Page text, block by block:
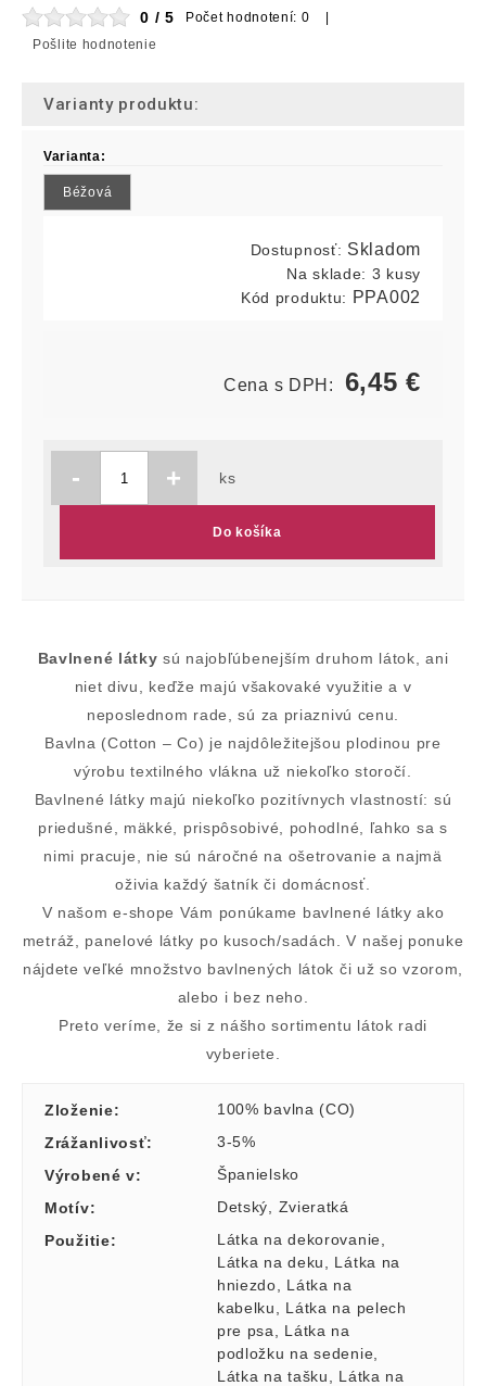
0 / 5
Počet hodnotení: 0 |
Pošlite hodnotenie
Varianty produktu:
Varianta:
Béžová
Dostupnosť: Skladom
Na sklade: 3 kusy
Kód produktu: PPA002
Cena s DPH: 6,45€
- + ks
Do košíka
Bavlnené látky sú najobľúbenejším druhom látok, ani
niet divu, keďže majú všakovaké využitie a v
neposlednom rade, sú za priaznivú cenu.
Bavlna (Cotton – Co) je najdôležitejšou plodinou pre
výrobu textilného vlákna už niekoľko storočí.
Bavlnené látky majú niekoľko pozitívnych vlastností: sú
priedušné, mäkké, prispôsobivé, pohodlné, ľahko sa s
nimi pracuje, nie sú náročné na ošetrovanie a najmä
oživia každý šatník či domácnosť.
V našom e-shope Vám ponúkame bavlnené látky ako
metráž, panelové látky po kusoch/sadách. V našej ponuke
nájdete veľké množstvo bavlnených látok či už so vzorom,
alebo i bez neho.
Preto veríme, že si z nášho sortimentu látok radi
vyberiete.
Zloženie:
100% bavlna (CO)
Zrážanlivosť:
3-5%
Výrobené v:
Španielsko
Motív: Detský
Zvieratká
Použitie: Látka na dekorovanie
Látka na deku
Látka na
hniezdo
Látka na
kabelku
Látka na pelech
pre psa
Látka na
podložku na sedenie
Látka na tašku
Látka na